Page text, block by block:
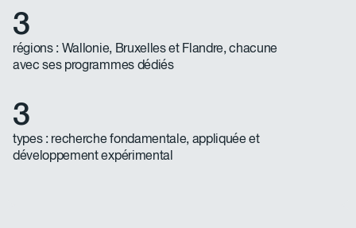
3
régions : Wallonie, Bruxelles et Flandre, chacune
avec ses programmes dédiés
3
types : recherche fondamentale, appliquée et
développement expérimental